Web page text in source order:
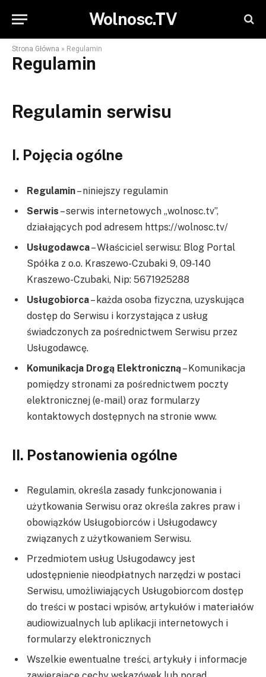
Wolnosc.TV
Strona Główna » Regulamin
Regulamin
Regulamin serwisu
I. Pojęcia ogólne
Regulamin– niniejszy regulamin
Serwis – serwis internetowych „wolnosc.tv”,
działających pod adresem https://wolnosc.tv/
Usługodawca– Właściciel serwisu: Blog Portal
Spółka z o.o. Kraszewo-Czubaki 9, 09-140
Kraszewo-Czubaki, Nip: 5671925288
Usługobiorca– każda osoba fizyczna, uzyskująca
dostęp do Serwisu i korzystająca z usług
świadczonych za pośrednictwem Serwisu przez
Usługodawcę.
Komunikacja Drogą Elektroniczną– Komunikacja
pomiędzy stronami za pośrednictwem poczty
elektronicznej (e-mail) oraz formularzy
kontaktowych dostępnych na stronie www.
II. Postanowienia ogólne
Regulamin, określa zasady funkcjonowania i
użytkowania Serwisu oraz określa zakres praw i
obowiązków Usługobiorców i Usługodawcy
związanych z użytkowaniem Serwisu.
Przedmiotem usług Usługodawcy jest
udostępnienie nieodpłatnych narzędzi w postaci
Serwisu, umożliwiających Usługobiorcom dostęp
do treści w postaci wpisów, artykułów i materiałów
audiowizualnych lub aplikacji internetowych i
formularzy elektronicznych
Wszelkie ewentualne treści, artykuły i informacje